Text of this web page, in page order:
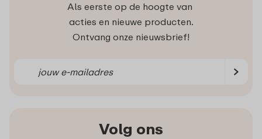
Als eerste op de hoogte van
acties en nieuwe producten.
Ontvang onze nieuwsbrief!
Volg ons